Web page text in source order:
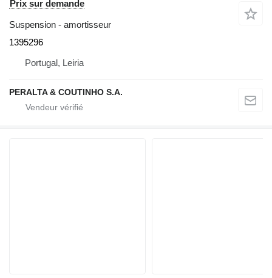
Prix sur demande
Suspension - amortisseur
1395296
Portugal, Leiria
PERALTA & COUTINHO S.A.